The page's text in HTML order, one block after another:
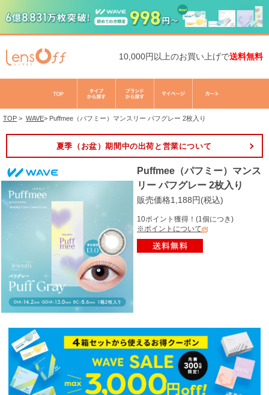
10,000円以上のお買い上げで送料無料
TOP > WAVE> Puffmee（パフミー）マンスリー パフグレー 2枚入り
夏季（お盆）期間中の出荷と営業について
Puffmee（パフミー）マンス
リー パフグレー 2枚入り
販売価格1,188円(税込)
10ポイント獲得！(1個につき)
※ポイントについて